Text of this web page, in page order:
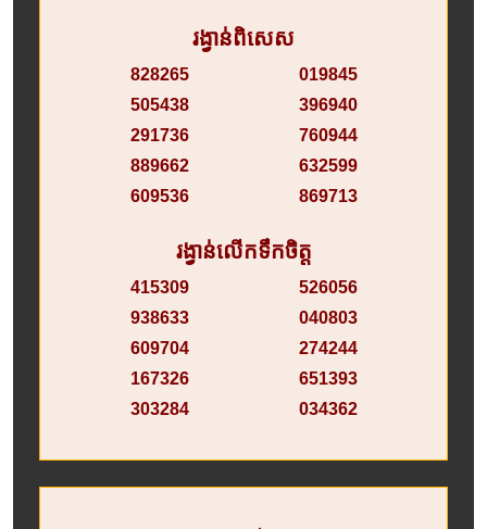
រង្វាន់ពិសេស
828265
505438
291736
889662
609536
019845
396940
760944
632599
869713
រង្វាន់លើកទឹកចិត្ត
415309
938633
609704
167326
303284
526056
040803
274244
651393
034362